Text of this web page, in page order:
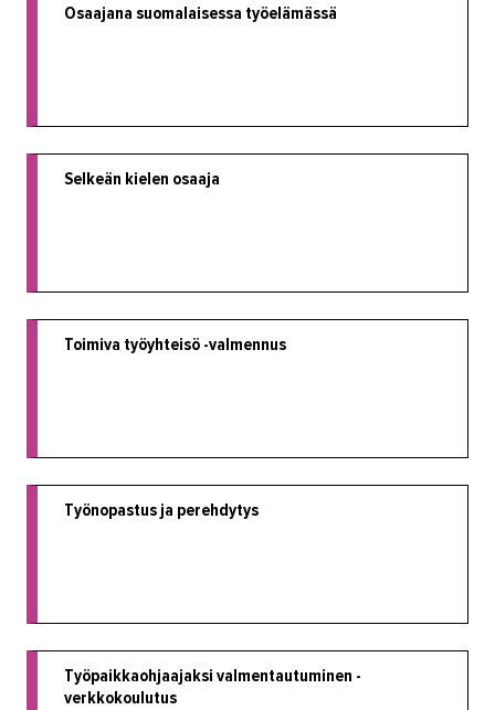
IN ENGLISH
Osaajana suomalaisessa työelämässä
Selkeän kielen osaaja
Toimiva työyhteisö -valmennus
Työnopastus ja perehdytys
Työpaikkaohjaajaksi valmentautuminen -
verkkokoulutus